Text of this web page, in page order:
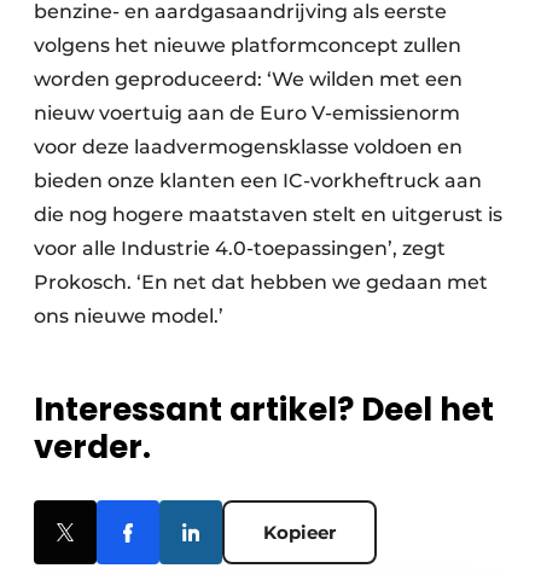
benzine- en aardgasaandrijving als eerste
volgens het nieuwe platformconcept zullen
worden geproduceerd: ‘We wilden met een
nieuw voertuig aan de Euro V-emissienorm
voor deze laadvermogensklasse voldoen en
bieden onze klanten een IC-vorkheftruck aan
die nog hogere maatstaven stelt en uitgerust is
voor alle Industrie 4.0-toepassingen’, zegt
Prokosch. ‘En net dat hebben we gedaan met
ons nieuwe model.’
Interessant artikel? Deel het
verder.
Kopieer